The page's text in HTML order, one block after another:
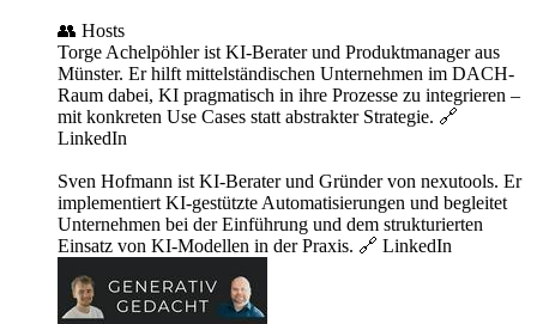
👥 Hosts
Torge Achelpöhler ist KI-Berater und Produktmanager aus
Münster. Er hilft mittelständischen Unternehmen im DACH-
Raum dabei, KI pragmatisch in ihre Prozesse zu integrieren –
mit konkreten Use Cases statt abstrakter Strategie. 🔗
LinkedIn
Sven Hofmann ist KI-Berater und Gründer von nexutools. Er
implementiert KI-gestützte Automatisierungen und begleitet
Unternehmen bei der Einführung und dem strukturierten
Einsatz von KI-Modellen in der Praxis. 🔗 LinkedIn